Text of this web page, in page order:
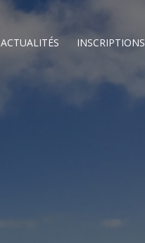
ACTUALITÉS
INSCRIPTIONS